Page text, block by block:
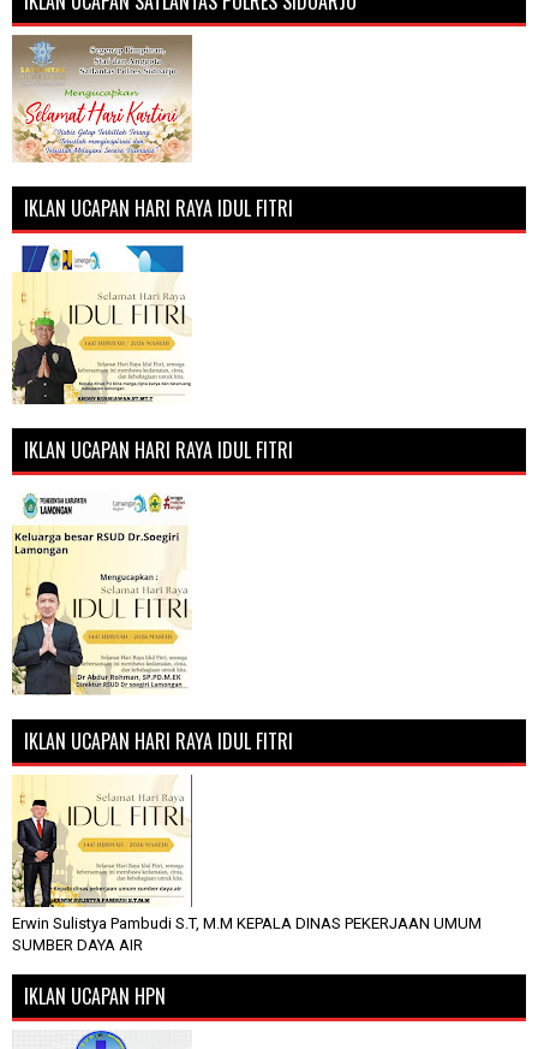
IKLAN UCAPAN HARI RAYA IDUL FITRI
IKLAN UCAPAN HARI RAYA IDUL FITRI
IKLAN UCAPAN HARI RAYA IDUL FITRI
Erwin Sulistya Pambudi S.T, M.M KEPALA DINAS PEKERJAAN UMUM
SUMBER DAYA AIR
IKLAN UCAPAN HPN